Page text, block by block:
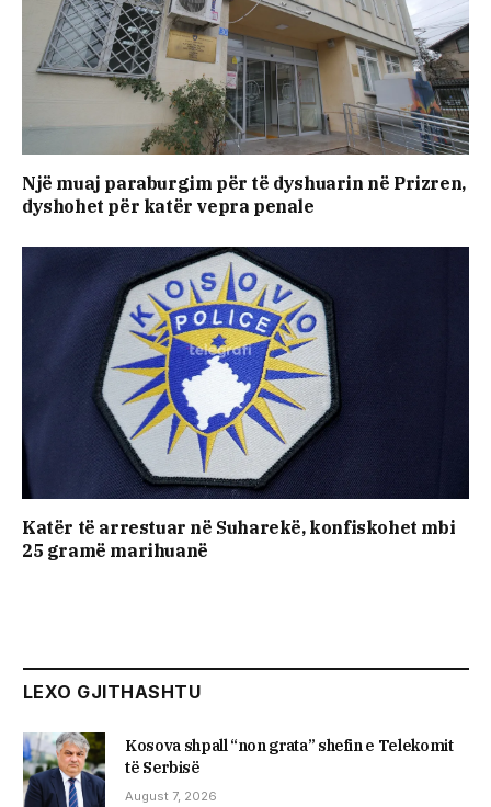
Një muaj paraburgim për të dyshuarin në Prizren,
dyshohet për katër vepra penale
Katër të arrestuar në Suharekë, konfiskohet mbi
25 gramë marihuanë
LEXO GJITHASHTU
Kosova shpall “non grata” shefin e Telekomit
të Serbisë
August 7, 2026